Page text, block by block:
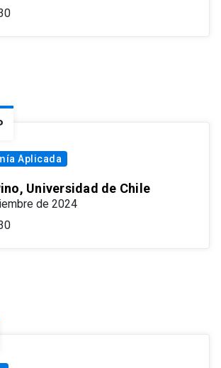
Aplicada
Universidad de Chile
de 2024